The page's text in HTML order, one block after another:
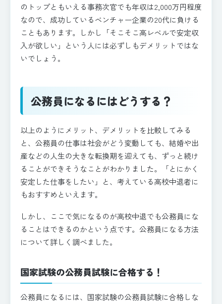
のトップともいえる事務次官でも年収は2,000万円程度
なので、成功しているベンチャー企業の20代に負ける
こともあります。しかし「そこそこ高レベルで安定収
入が欲しい」という人には必ずしもデメリットではな
いでしょう。
公務員になるにはどうする？
以上のようにメリット、デメリットを比較してみる
と、公務員の仕事は社会がどう変動しても、結婚や出
産などの人生の大きな転換期を迎えても、ずっと続け
ることができそうなことがわかりました。「とにかく
安定した仕事をしたい」と、考えている高校中退者に
もおすすめといえます。
しかし、ここで気になるのが高校中退でも公務員にな
ることはできるのかという点です。公務員になる方法
について詳しく調べました。
国家試験の公務員試験に合格する！
公務員になるには、国家試験の公務員試験に合格しな